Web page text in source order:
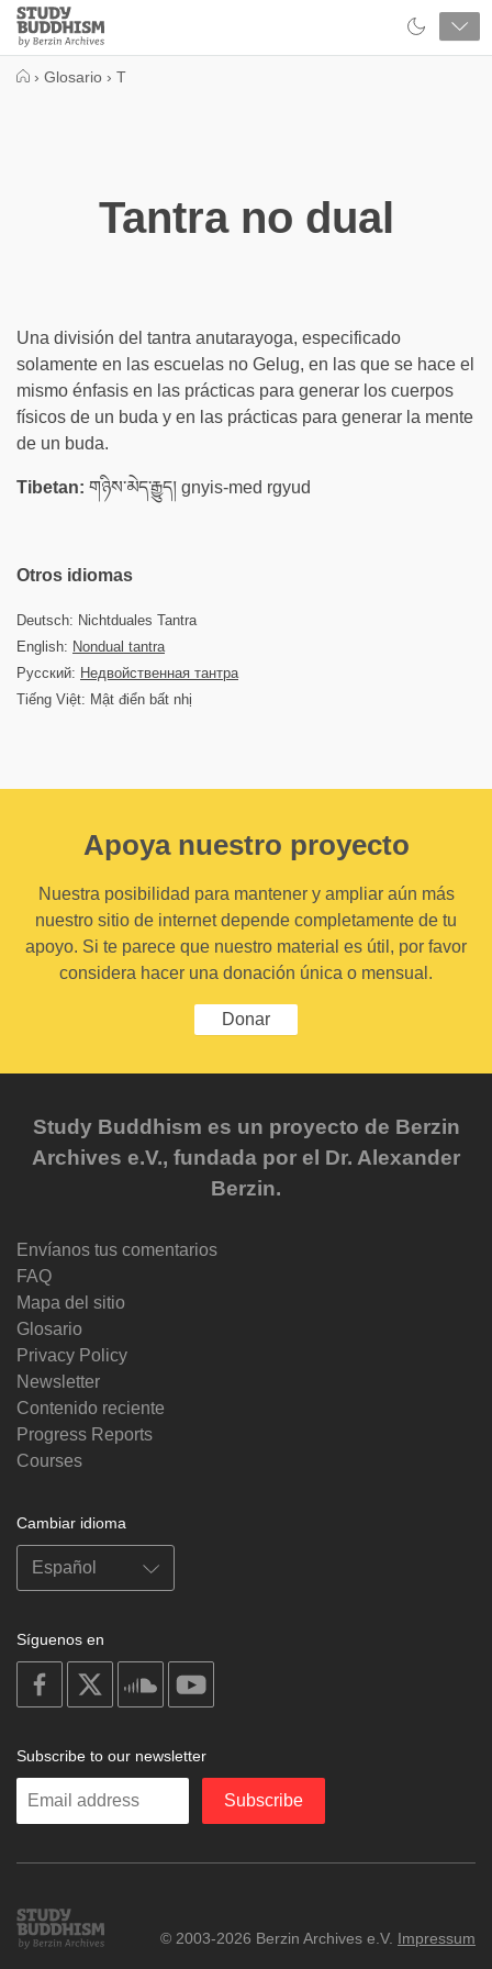
Close
Study
Buddhism
› Glosario › T
Tantra no dual
Una división del tantra anutarayoga, especificado
solamente en las escuelas no Gelug, en las que se hace el
mismo énfasis en las prácticas para generar los cuerpos
físicos de un buda y en las prácticas para generar la mente
de un buda.
Tibetan: གཉིས་མེད་རྒྱུད། gnyis-med rgyud
Otros idiomas
Deutsch: Nichtduales Tantra
English: Nondual tantra
Русский: Недвойственная тантра
Tiếng Việt: Mật điển bất nhị
Apoya nuestro proyecto
Nuestra posibilidad para mantener y ampliar aún más
nuestro sitio de internet depende completamente de tu
apoyo. Si te parece que nuestro material es útil, por favor
considera hacer una donación única o mensual.
Donar
Study Buddhism es un proyecto de Berzin
Archives e.V., fundada por el Dr. Alexander
Berzin.
Envíanos tus comentarios
FAQ
Mapa del sitio
Glosario
Privacy Policy
Newsletter
Contenido reciente
Progress Reports
Courses
Cambiar idioma
Síguenos en
on
facebook
soundcloud
Subscribe to our newsletter
Enter
Subscribe
Study
Buddhism
© 2003-2026 Berzin Archives e.V. Impressum